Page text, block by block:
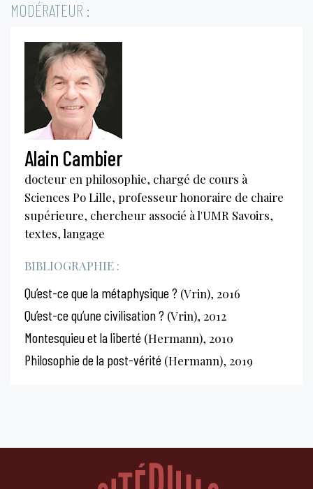
MODÉRATEUR :
Alain Cambier
docteur en philosophie, chargé de cours à
Sciences Po Lille, professeur honoraire de chaire
supérieure, chercheur associé à l'UMR Savoirs,
textes, langage
BIBLIOGRAPHIE :
Qu’est-ce que la métaphysique ? (Vrin), 2016
Qu’est-ce qu’une civilisation ? (Vrin), 2012
Montesquieu et la liberté (Hermann), 2010
Philosophie de la post-vérité (Hermann), 2019